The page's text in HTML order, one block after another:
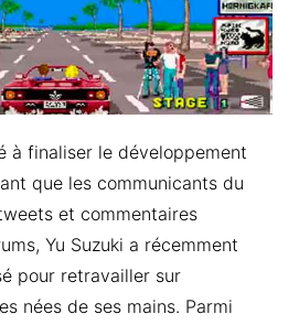
à finaliser le développement
que les communicants du
et commentaires
Yu Suzuki a récemment
pour retravailler sur
nées de ses mains. Parmi